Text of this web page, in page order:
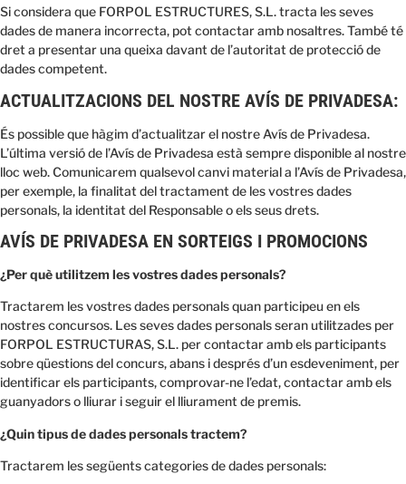
Si considera que FORPOL ESTRUCTURES, S.L. tracta les seves
dades de manera incorrecta, pot contactar amb nosaltres. També té
dret a presentar una queixa davant de l’autoritat de protecció de
dades competent.
ACTUALITZACIONS DEL NOSTRE AVÍS DE PRIVADESA:
És possible que hàgim d’actualitzar el nostre Avís de Privadesa.
L’última versió de l’Avís de Privadesa està sempre disponible al nostre
lloc web. Comunicarem qualsevol canvi material a l’Avís de Privadesa,
per exemple, la finalitat del tractament de les vostres dades
personals, la identitat del Responsable o els seus drets.
AVÍS DE PRIVADESA EN SORTEIGS I PROMOCIONS
¿Per què utilitzem les vostres dades personals?
Tractarem les vostres dades personals quan participeu en els
nostres concursos. Les seves dades personals seran utilitzades per
FORPOL ESTRUCTURAS, S.L. per contactar amb els participants
sobre qüestions del concurs, abans i després d’un esdeveniment, per
identificar els participants, comprovar-ne l’edat, contactar amb els
guanyadors o lliurar i seguir el lliurament de premis.
¿Quin tipus de dades personals tractem?
Tractarem les següents categories de dades personals: